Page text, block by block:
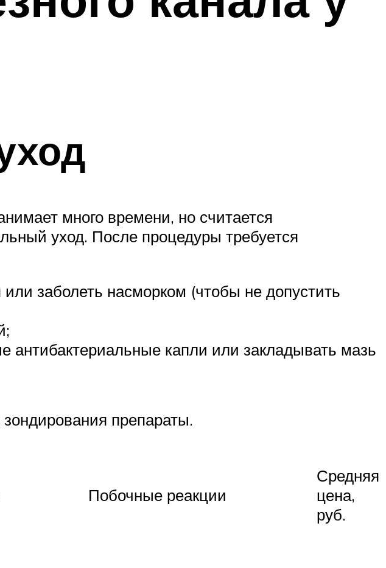
много времени, но считается
уход. После процедуры требуется
или заболеть насморком (чтобы не допустить
антибактериальные капли или закладывать мазь
препараты.
Побочные реакции
Средняя
цена,
руб.